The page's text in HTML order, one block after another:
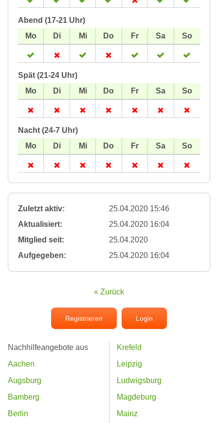
Abend (17-21 Uhr)
Spät (21-24 Uhr)
Nacht (24-7 Uhr)
Zuletzt aktiv:
25.04.2020 15:46
Aktualisiert:
25.04.2020 16:04
Mitglied seit:
25.04.2020
Aufgegeben:
25.04.2020 16:04
« Zurück
Registrieren Login
Nachhilfeangebote aus
Aachen
Augsburg
Bamberg
Berlin
Krefeld
Leipzig
Ludwigsburg
Magdeburg
Mainz